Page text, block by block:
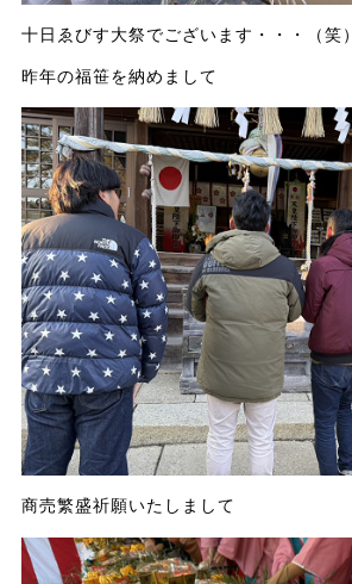
十日ゑびす大祭でございます・・・（笑）
昨年の福笹を納めまして
商売繁盛祈願いたしまして